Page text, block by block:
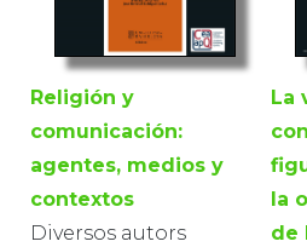
Religión y
comunicación:
agentes, medios y
contextos
Diversos autors
La
la
de